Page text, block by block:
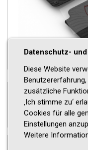
Datenschutz-
Diese Website
zusätzliche
‚Ich stimme zu‘
Cookies für alle
Einstellungen
Weitere